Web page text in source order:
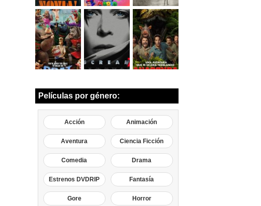
Películas por género:
Acción Animación
Aventura Ciencia Ficción
Comedia Drama
Estrenos DVDRIP Fantasía
Gore Horror